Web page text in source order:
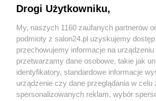
Sport
Społeczeństwo
Kultura
Drogi Użytkowniku,
My, naszych 1160 zaufanych partnerów
podmioty z salon24.pl uzyskujemy
przechowujemy informacje na urządzeniu
przetwarzamy dane osobowe, takie jak
identyfikatory, standardowe informacje
urządzenie czy dane przeglądania w celu
spersonalizowanych reklam, wybór